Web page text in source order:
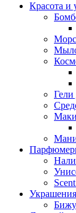
Красота и
Гели